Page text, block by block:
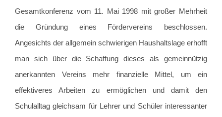
Gesamtkonferenz vom 11. Mai 1998 mit großer Mehrheit
die Gründung eines Fördervereins beschlossen.
Angesichts der allgemein schwierigen Haushaltslage erhofft
man sich über die Schaffung dieses als gemeinnützig
anerkannten Vereins mehr finanzielle Mittel, um ein
effektiveres Arbeiten zu ermöglichen und damit den
Schulalltag gleichsam für Lehrer und Schüler interessanter